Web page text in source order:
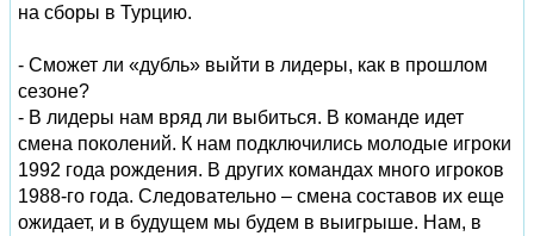
на сборы в Турцию.
- Сможет ли «дубль» выйти в лидеры, как в прошлом
сезоне?
- В лидеры нам вряд ли выбиться. В команде идет
смена поколений. К нам подключились молодые игроки
1992 года рождения. В других командах много игроков
1988-го года. Следовательно – смена составов их еще
ожидает, и в будущем мы будем в выигрыше. Нам, в